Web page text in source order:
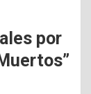
por